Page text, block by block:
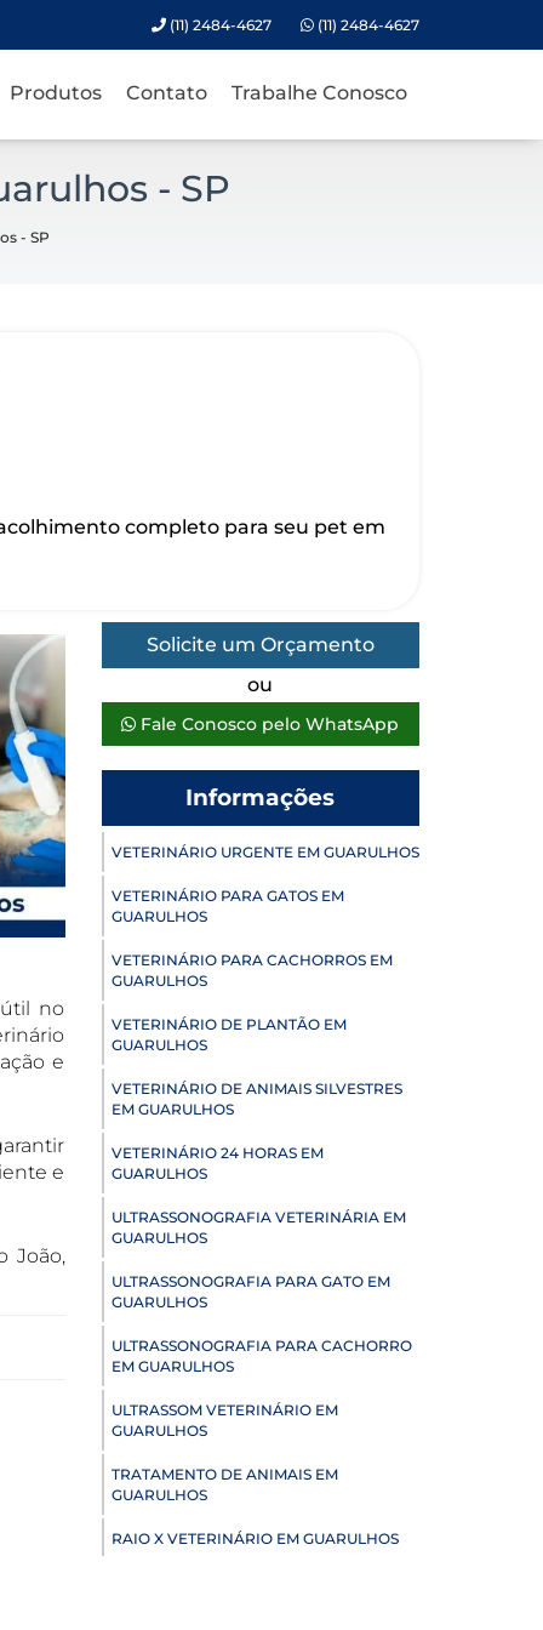
(11) 2484-4627 (11) 2484-4627
Produtos Contato Trabalhe Conosco
- SP
- SP
completo para seu pet em
no
e
e
João,
Solicite um Orçamento
ou
Fale Conosco pelo WhatsApp
Informações
VETERINÁRIO URGENTE EM GUARULHOS
VETERINÁRIO PARA GATOS EM
GUARULHOS
VETERINÁRIO PARA CACHORROS EM
GUARULHOS
VETERINÁRIO DE PLANTÃO EM
GUARULHOS
VETERINÁRIO DE ANIMAIS SILVESTRES
EM GUARULHOS
VETERINÁRIO 24 HORAS EM
GUARULHOS
ULTRASSONOGRAFIA VETERINÁRIA EM
GUARULHOS
ULTRASSONOGRAFIA PARA GATO EM
GUARULHOS
ULTRASSONOGRAFIA PARA CACHORRO
EM GUARULHOS
ULTRASSOM VETERINÁRIO EM
GUARULHOS
TRATAMENTO DE ANIMAIS EM
GUARULHOS
RAIO X VETERINÁRIO EM GUARULHOS